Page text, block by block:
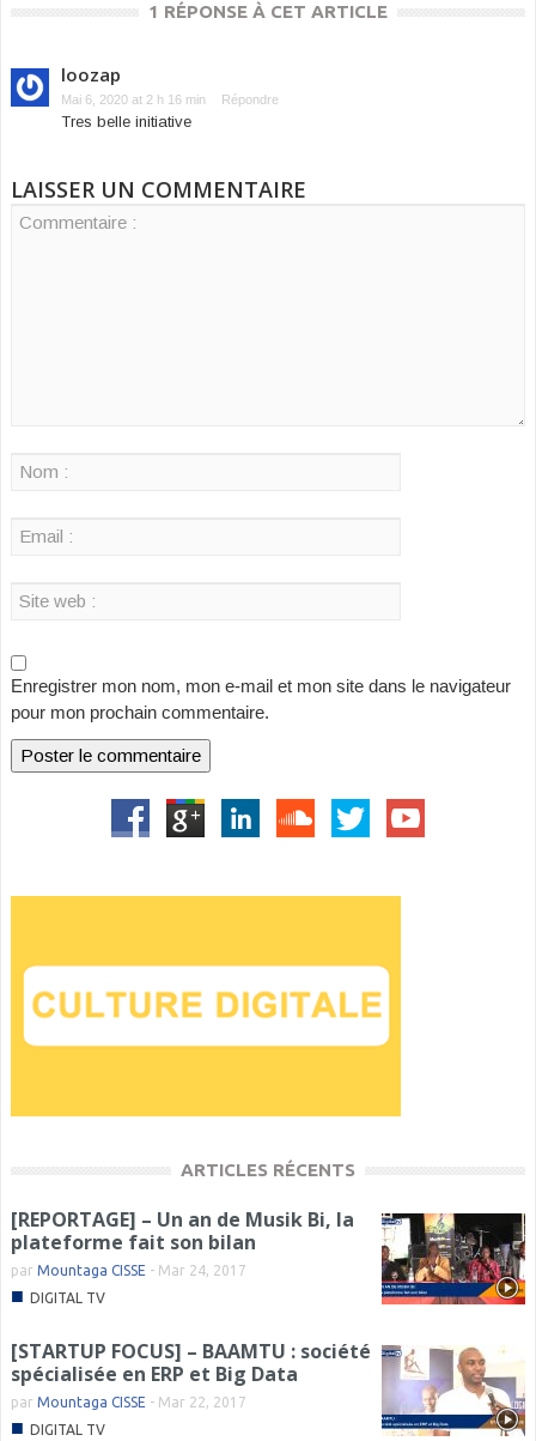
1 RÉPONSE À CET ARTICLE
loozap
Mai 6, 2020 at 2 h 16 min Répondre
Tres belle initiative
LAISSER UN COMMENTAIRE
Enregistrer mon nom, mon e-mail et mon site dans le navigateur
pour mon prochain commentaire.
ARTICLES RÉCENTS
[REPORTAGE] – Un an de Musik Bi, la
plateforme fait son bilan
par Mountaga CISSE - Mar 24, 2017
■ DIGITAL TV
[STARTUP FOCUS] – BAAMTU : société
spécialisée en ERP et Big Data
par Mountaga CISSE - Mar 22, 2017
■ DIGITAL TV